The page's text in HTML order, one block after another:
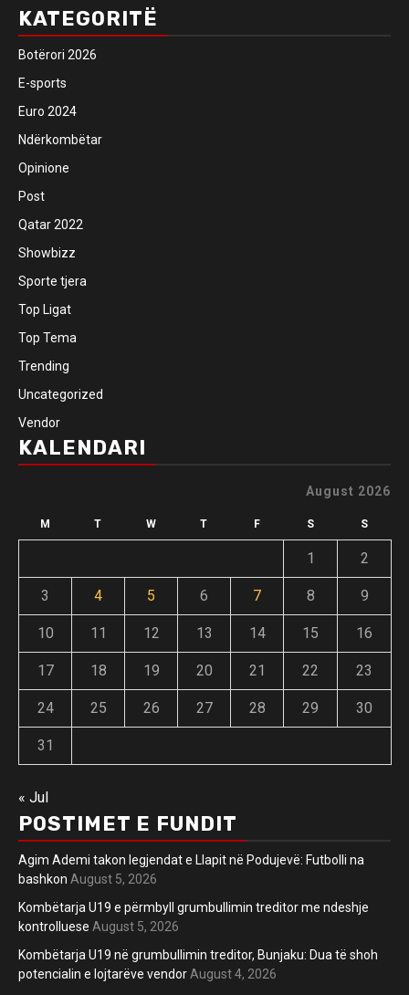
KATEGORITË
Botërori 2026
E-sports
Euro 2024
Ndërkombëtar
Opinione
Post
Qatar 2022
Showbizz
Sporte tjera
Top Ligat
Top Tema
Trending
Uncategorized
Vendor
KALENDARI
August 2026
M T W T F S S
1 2
3 4 5 6 7 8 9
10 11 12 13 14 15 16
17 18 19 20 21 22 23
24 25 26 27 28 29 30
31
« Jul
POSTIMET E FUNDIT
Agim Ademi takon legjendat e Llapit në Podujevë: Futbolli na
bashkon August 5, 2026
Kombëtarja U19 e përmbyll grumbullimin treditor me ndeshje
kontrolluese August 5, 2026
Kombëtarja U19 në grumbullimin treditor, Bunjaku: Dua të shoh
potencialin e lojtarëve vendorAugust 4, 2026